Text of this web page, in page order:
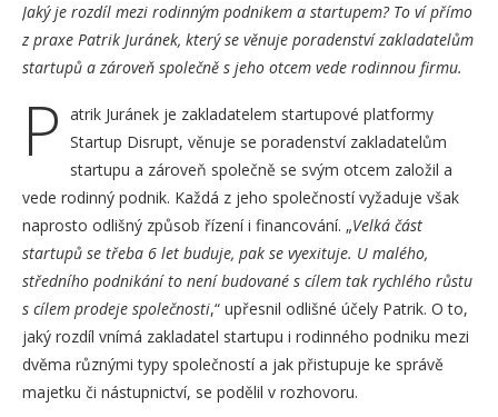
Jaký je rozdíl mezi rodinným podnikem a startupem? To ví přímo
z praxe Patrik Juránek, který se věnuje poradenství zakladatelům
startupů a zároveň společně s jeho otcem vede rodinnou firmu.
P atrik Juránek je zakladatelem startupové platformy
Startup Disrupt, věnuje se poradenství zakladatelům
startupu a zároveň společně se svým otcem založil a
vede rodinný podnik. Každá z jeho společností vyžaduje však
naprosto odlišný způsob řízení i financování. „Velká část
startupů se třeba 6 let buduje, pak se vyexituje. U malého,
středního podnikání to není budované s cílem tak rychlého růstu
s cílem prodeje společnosti,“ upřesnil odlišné účely Patrik. O to,
jaký rozdíl vnímá zakladatel startupu i rodinného podniku mezi
dvěma různými typy společností a jak přistupuje ke správě
majetku či nástupnictví, se podělil v rozhovoru.